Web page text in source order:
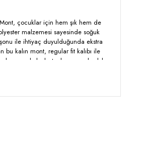
Mont, çocuklar için hem şık hem de
malzemesi sayesinde soğuk
ile ihtiyaç duyulduğunda ekstra
bu kalın mont, regular fit kalıbı ile
kolaylaştırırken, yazı baskılı
ve şık bir görünüm arayanlar